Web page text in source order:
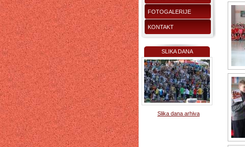
FOTOGALERIJE
KONTAKT
SLIKA DANA
Slika dana arhiva